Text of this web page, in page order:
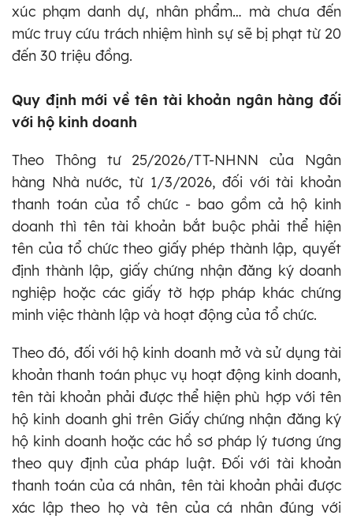
xúc phạm danh dự, nhân phẩm… mà chưa đến
mức truy cứu trách nhiệm hình sự sẽ bị phạt từ 20
đến 30 triệu đồng.
Quy định mới về tên tài khoản ngân hàng đối
với hộ kinh doanh
Theo Thông tư 25/2026/TT-NHNN của Ngân
hàng Nhà nước, từ 1/3/2026, đối với tài khoản
thanh toán của tổ chức - bao gồm cả hộ kinh
doanh thì tên tài khoản bắt buộc phải thể hiện
tên của tổ chức theo giấy phép thành lập, quyết
định thành lập, giấy chứng nhận đăng ký doanh
nghiệp hoặc các giấy tờ hợp pháp khác chứng
minh việc thành lập và hoạt động của tổ chức.
Theo đó, đối với hộ kinh doanh mở và sử dụng tài
khoản thanh toán phục vụ hoạt động kinh doanh,
tên tài khoản phải được thể hiện phù hợp với tên
hộ kinh doanh ghi trên Giấy chứng nhận đăng ký
hộ kinh doanh hoặc các hồ sơ pháp lý tương ứng
theo quy định của pháp luật. Đối với tài khoản
thanh toán của cá nhân, tên tài khoản phải được
xác lập theo họ và tên của cá nhân đúng với